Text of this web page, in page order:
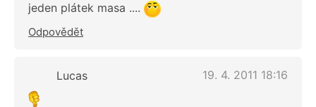
jeden plátek masa ....
Odpovědět
Lucas 19. 4. 2011 18:16